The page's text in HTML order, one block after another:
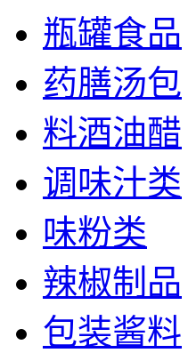
瓶罐食品
药膳汤包
料酒油醋
调味汁类
味粉类
辣椒制品
包装酱料